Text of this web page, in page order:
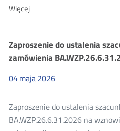
WięcejO:
szacunkowej
wartości
zamówienia
Zaproszenie do ustalenia
zamówienia
04maja2026
Zaproszenie do ustalenia
BA.WZP.26.6.31.2026 na